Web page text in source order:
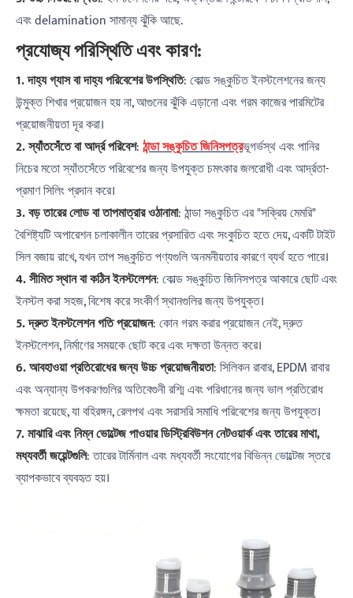
এবং delamination সামান্য ঝুঁকি আছে.
প্রযোজ্য পরিস্থিতি এবং কারণ:
1. দাহ্য গ্যাস বা দাহ্য পরিবেশের উপস্থিতি: কোল্ড সঙ্কুচিত ইনস্টলেশনের জন্য
উন্মুক্ত শিখার প্রয়োজন হয় না, আগুনের ঝুঁকি এড়ানো এবং গরম কাজের পারমিটের
প্রয়োজনীয়তা দূর করা।
2. স্যাঁতসেঁতে বা আর্দ্র পরিবেশ:ঠান্ডা সঙ্কুচিত জিনিসপত্রভূগর্ভস্থ এবং পানির
নিচের মতো স্যাঁতসেঁতে পরিবেশের জন্য উপযুক্ত চমৎকার জলরোধী এবং আর্দ্রতা-
প্রমাণ সিলিং প্রদান করে।
3. বড় তারের লোড বা তাপমাত্রার ওঠানামা: ঠান্ডা সঙ্কুচিত এর "সক্রিয় মেমরি"
বৈশিষ্ট্যটি অপারেশন চলাকালীন তারের প্রসারিত এবং সংকুচিত হতে দেয়, একটি টাইট
সিল বজায় রাখে, যখন তাপ সঙ্কুচিত পণ্যগুলি অনমনীয়তার কারণে ব্যর্থ হতে পারে।
4. সীমিত স্থান বা কঠিন ইনস্টলেশন: কোল্ড সঙ্কুচিত জিনিসপত্র আকারে ছোট এবং
ইনস্টল করা সহজ, বিশেষ করে সংকীর্ণ স্থানগুলির জন্য উপযুক্ত।
5. দ্রুত ইনস্টলেশন গতি প্রয়োজন: কোন গরম করার প্রয়োজন নেই, দ্রুত
ইনস্টলেশন, নির্মাণের সময়কে ছোট করে এবং দক্ষতা উন্নত করে।
6. আবহাওয়া প্রতিরোধের জন্য উচ্চ প্রয়োজনীয়তা: সিলিকন রাবার, EPDM রাবার
এবং অন্যান্য উপকরণগুলির অতিবেগুনী রশ্মি এবং পরিধানের জন্য ভাল প্রতিরোধ
ক্ষমতা রয়েছে, যা বহিরঙ্গন, রেলপথ এবং সরাসরি সমাধি পরিবেশের জন্য উপযুক্ত।
7. মাঝারি এবং নিম্ন ভোল্টেজ পাওয়ার ডিস্ট্রিবিউশন নেটওয়ার্ক এবং তারের মাথা,
মধ্যবর্তী জয়েন্টগুলি: তারের টার্মিনাল এবং মধ্যবর্তী সংযোগের বিভিন্ন ভোল্টেজ স্তরে
ব্যাপকভাবে ব্যবহৃত হয়।